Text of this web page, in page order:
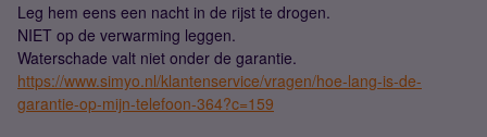
Leg hem eens een nacht in de rijst te drogen.
NIET op de verwarming leggen.
Waterschade valt niet onder de garantie.
https://www.simyo.nl/klantenservice/vragen/hoe-lang-is-de-
garantie-op-mijn-telefoon-364?c=159